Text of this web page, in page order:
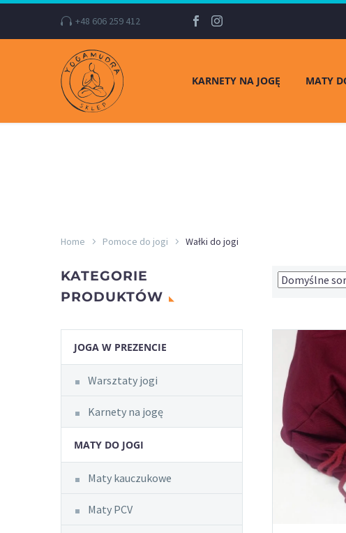
+48 606 259 412
KARNETY NA JOGĘ MATY
Home Pomoce do jogi Wałki do jogi
KATEGORIE
PRODUKTÓW
JOGA W PREZENCIE
Warsztaty jogi
Karnety na jogę
MATY DO JOGI
Maty kauczukowe
Maty PCV